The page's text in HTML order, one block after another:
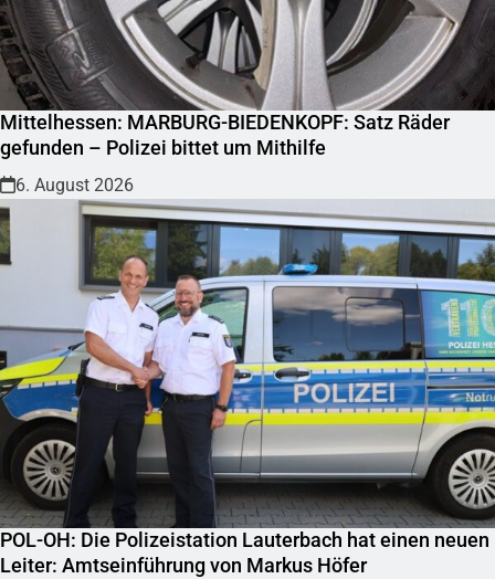
Mittelhessen: MARBURG-BIEDENKOPF: Satz Räder
gefunden – Polizei bittet um Mithilfe
6. August 2026
POL-OH: Die Polizeistation Lauterbach hat einen neuen
Leiter: Amtseinführung von Markus Höfer